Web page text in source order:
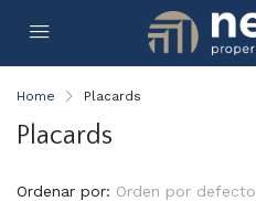
Home Placards
Placards
Ordenar por: Orden por defecto